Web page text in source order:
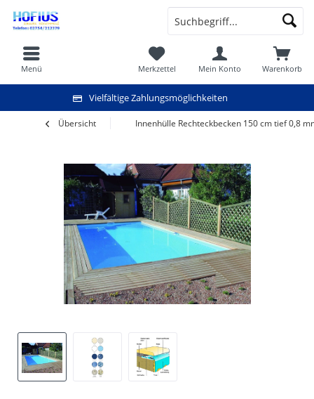
Vielfältige Zahlungsmöglichkeiten
Warenkorb
Merkzettel Mein Konto
Menü
Übersicht Innenhülle Rechteckbecken 150 cm tief 0,8